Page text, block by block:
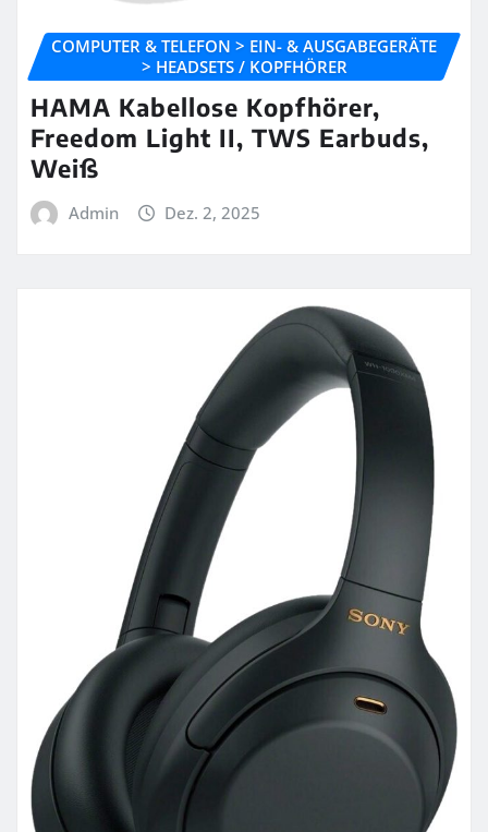
COMPUTER & TELEFON > EIN- & AUSGABEGERÄTE
> HEADSETS / KOPFHÖRER
HAMA Kabellose Kopfhörer,
Freedom Light II, TWS Earbuds,
Weiß
Admin Dez. 2, 2025